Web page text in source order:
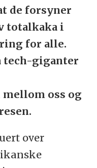
de forsyner
totalkaka i
for alle.
tech-giganter
oss og
over